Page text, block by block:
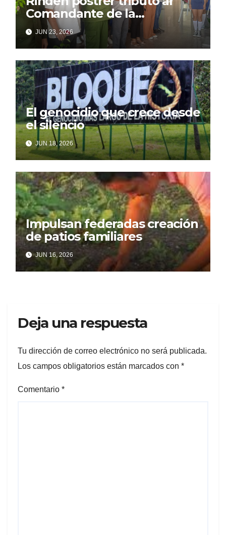
Comandante de la
Revolución
JUN 23, 2026
El genocidio que crece desde
el silencio
JUN 18, 2026
Impulsan federadas creación
de patios familiares
JUN 16, 2026
Deja una respuesta
Tu dirección de correo electrónico no será publicada.
Los campos obligatorios están marcados con *
Comentario *